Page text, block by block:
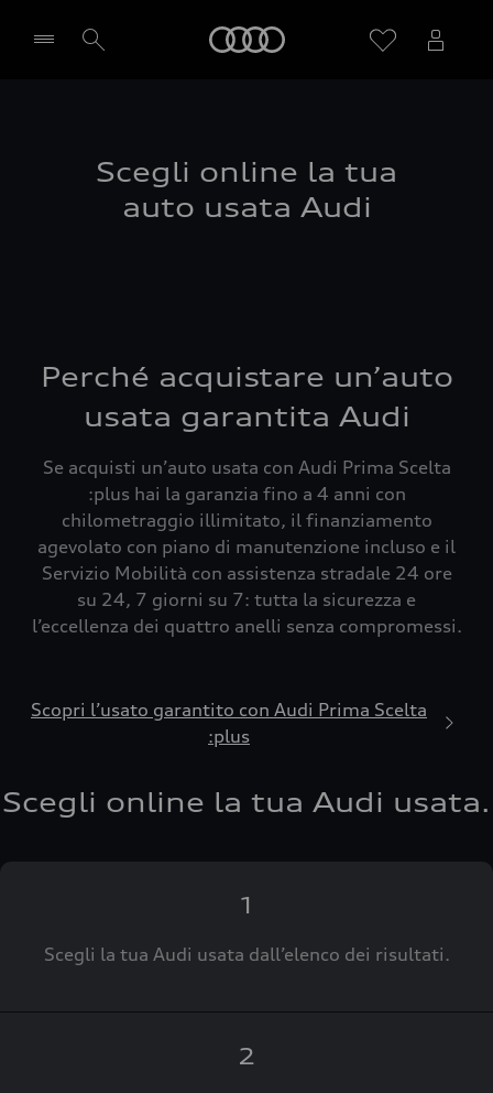
Scegli online la tua
auto usata Audi
Perché acquistare un’auto
usata garantita Audi
Se acquisti un’auto usata con Audi Prima Scelta
:plus hai la garanzia fino a 4 anni con
chilometraggio illimitato, il finanziamento
agevolato con piano di manutenzione incluso e il
Servizio Mobilità con assistenza stradale 24 ore
su 24, 7 giorni su 7: tutta la sicurezza e
l’eccellenza dei quattro anelli senza compromessi.
Scopri l’usato garantito con Audi Prima Scelta
:plus
Scegli online la tua Audi usata.
1
Scegli la tua Audi usata dall’elenco dei risultati.
2